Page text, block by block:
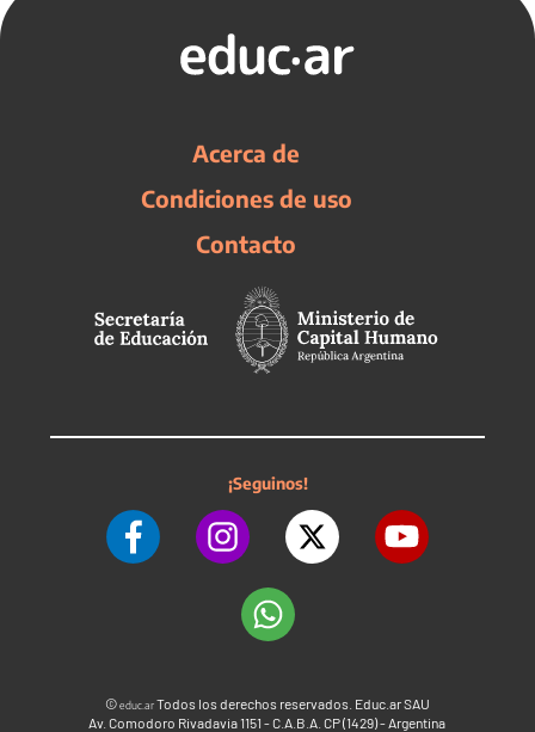
Acerca de
Condiciones de uso
Contacto
¡Seguinos!
©educ.arTodos los derechos reservados. Educ.ar SAU
Av. Comodoro Rivadavia 1151 - C.A.B.A. CP (1429) - Argentina